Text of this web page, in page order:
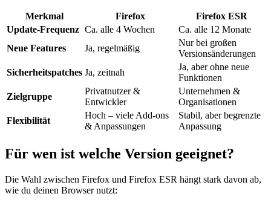
Merkmal Firefox
Firefox ESR
Update-Frequenz Ca. alle 4 Wochen
Ca. alle 12 Monate
Neue Features
Ja, regelmäßig
Nur bei großen
Versionsänderungen
Sicherheitspatches Ja, zeitnah
Ja, aber ohne neue
Funktionen
Zielgruppe
Privatnutzer &
Entwickler
Unternehmen &
Organisationen
Flexibilität
Hoch – viele Add-ons
& Anpassungen
Stabil, aber begrenzte
Anpassung
Für wen ist welche Version geeignet?
Die Wahl zwischen Firefox und Firefox ESR hängt stark davon ab,
wie du deinen Browser nutzt: